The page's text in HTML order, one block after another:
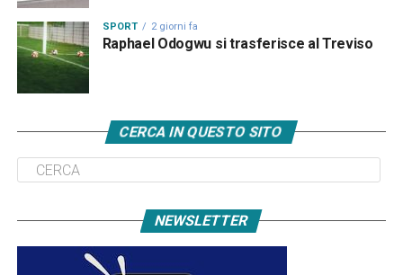
SPORT 2 giorni fa
Raphael Odogwu si trasferisce al Treviso
CERCA IN QUESTO SITO
NEWSLETTER